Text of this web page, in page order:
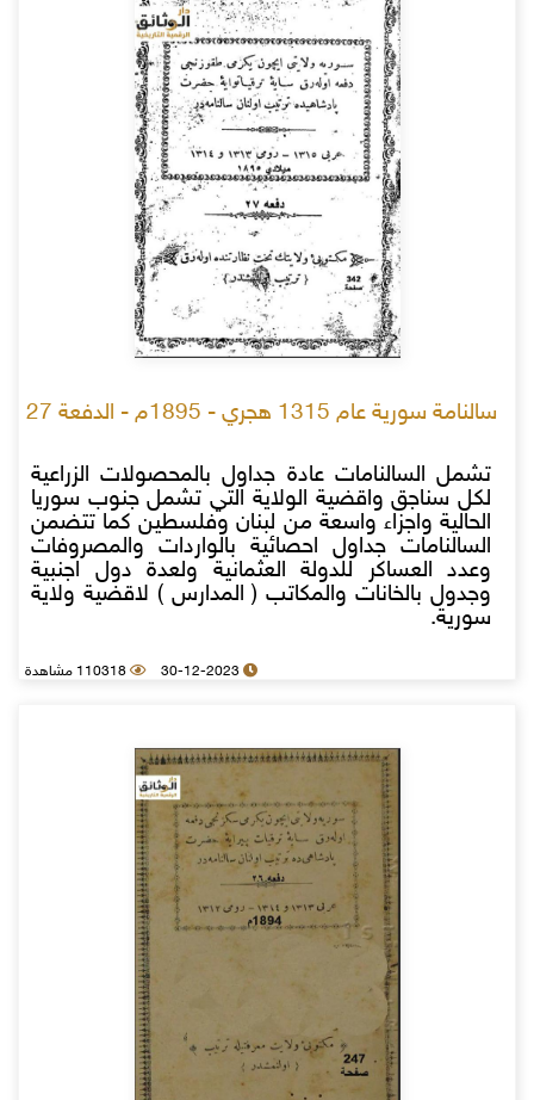
سالنامة سورية عام 1315 هجري - 1895م - الدفعة 27
تشمل السالنامات عادة جداول بالمحصولات الزراعية
لكل سناجق واقضية الولاية التي تشمل جنوب سوريا
الحالية واجزاء واسعة من لبنان وفلسطين كما تتضمن
السالنامات جداول احصائية بالواردات والمصروفات
وعدد العساكر للدولة العثمانية ولعدة دول اجنبية
وجدول بالخانات والمكاتب ( المدارس ) لاقضية ولاية
سورية.
30-12-2023 110318 مشاهدة